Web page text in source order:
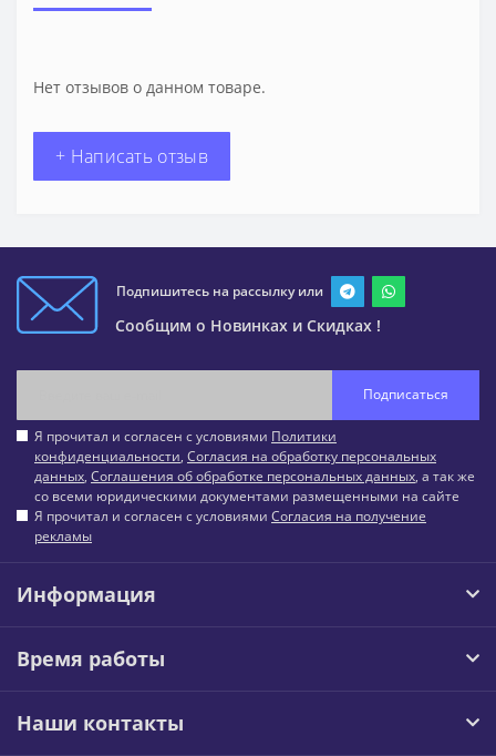
Нет отзывов о данном товаре.
+ Написать отзыв
Подпишитесь на рассылку или
Сообщим о Новинках и Скидках !
Подписаться
Я прочитал и согласен с условиями Политики
конфиденциальности, Согласия на обработку персональных
данных, Соглашения об обработке персональных данных, а так же
со всеми юридическими документами размещенными на сайте
Я прочитал и согласен с условиями Согласия на получение
рекламы
Информация
Время работы
Наши контакты